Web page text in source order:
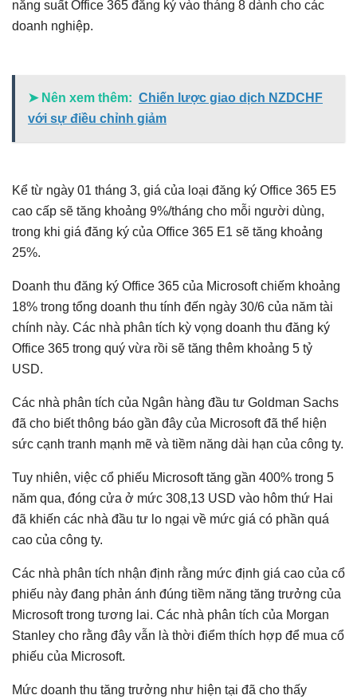
năng suất Office 365 đăng ký vào tháng 8 dành cho các
doanh nghiệp.
➤ Nên xem thêm: Chiến lược giao dịch NZDCHF
với sự điều chỉnh giảm
Kể từ ngày 01 tháng 3, giá của loại đăng ký Office 365 E5
cao cấp sẽ tăng khoảng 9%/tháng cho mỗi người dùng,
trong khi giá đăng ký của Office 365 E1 sẽ tăng khoảng
25%.
Doanh thu đăng ký Office 365 của Microsoft chiếm khoảng
18% trong tổng doanh thu tính đến ngày 30/6 của năm tài
chính này. Các nhà phân tích kỳ vọng doanh thu đăng ký
Office 365 trong quý vừa rồi sẽ tăng thêm khoảng 5 tỷ
USD.
Các nhà phân tích của Ngân hàng đầu tư Goldman Sachs
đã cho biết thông báo gần đây của Microsoft đã thể hiện
sức cạnh tranh mạnh mẽ và tiềm năng dài hạn của công ty.
Tuy nhiên, việc cổ phiếu Microsoft tăng gần 400% trong 5
năm qua, đóng cửa ở mức 308,13 USD vào hôm thứ Hai
đã khiến các nhà đầu tư lo ngại về mức giá có phần quá
cao của công ty.
Các nhà phân tích nhận định rằng mức định giá cao của cổ
phiếu này đang phản ánh đúng tiềm năng tăng trưởng của
Microsoft trong tương lai. Các nhà phân tích của Morgan
Stanley cho rằng đây vẫn là thời điểm thích hợp để mua cổ
phiếu của Microsoft.
Mức doanh thu tăng trưởng như hiện tại đã cho thấy